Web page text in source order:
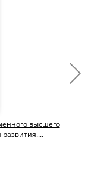
высшего